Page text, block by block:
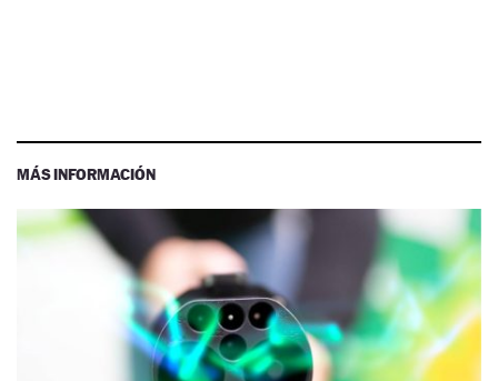
MÁS INFORMACIÓN